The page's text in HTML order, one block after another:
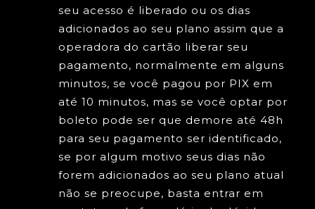
seu acesso é liberado ou os dias
adicionados ao seu plano assim que a
operadora do cartão liberar seu
pagamento, normalmente em alguns
minutos, se você pagou por PIX em
até 10 minutos, mas se você optar por
boleto pode ser que demore até 48h
para seu pagamento ser identificado,
se por algum motivo seus dias não
forem adicionados ao seu plano atual
não se preocupe, basta entrar em